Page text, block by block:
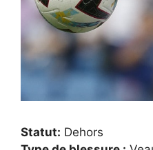
Statut: Dehors